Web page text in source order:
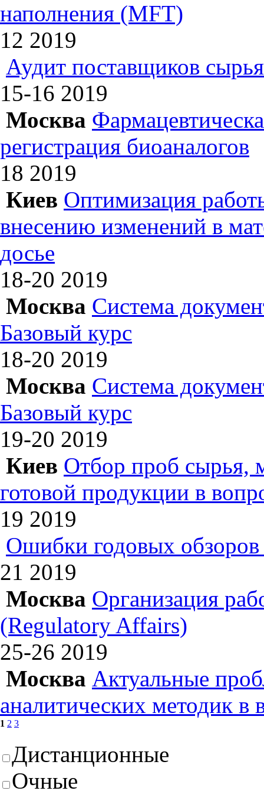
наполнения (MFT)
12 2019
Аудит поставщиков
15-16 2019
Москва
регистрация биоаналогов
18 2019
Киев Оптимизация
внесению изменений в
досье
18-20 2019
Москва Система
Базовый курс
18-20 2019
Москва Система
Базовый курс
19-20 2019
Киев Отбор проб сырья,
готовой продукции в
19 2019
Ошибки годовых обзоров
21 2019
Москва Организация
(Regulatory Affairs)
25-26 2019
Москва Актуальные
аналитических методик в
1 2 3
Дистанционные
Очные